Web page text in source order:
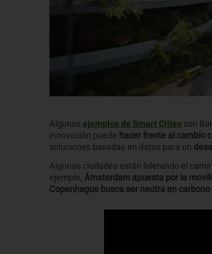
Algunos ejemplos de Smart Cities son
innovación puede hacer frente al cambio
soluciones basadas en datos para un
Algunas ciudades están liderando el
ejemplo, Ámsterdam apuesta por la
Copenhague busca ser neutra en carbono